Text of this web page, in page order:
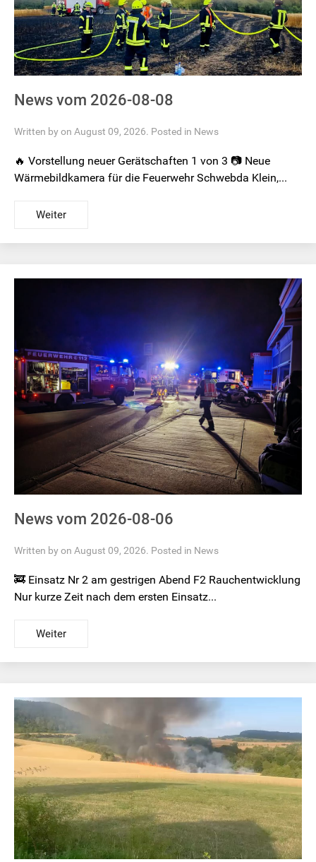
News vom 2026-08-08
Written by on August 09, 2026. Posted in News
🔥 Vorstellung neuer Gerätschaften 1 von 3 📷 Neue
Wärmebildkamera für die Feuerwehr Schwebda Klein,...
Weiter
News vom 2026-08-06
Written by on August 09, 2026. Posted in News
🚒 Einsatz Nr 2 am gestrigen Abend F2 Rauchentwicklung
Nur kurze Zeit nach dem ersten Einsatz...
Weiter